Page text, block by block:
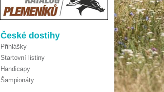
České dostihy
Přihlášky
Startovní listiny
Handicapy
Šampionáty